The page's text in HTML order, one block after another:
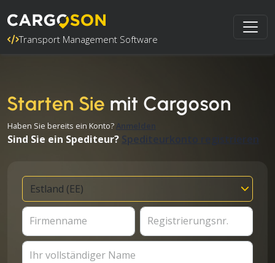
Transport Management Software
Starten Sie mit Cargoson
Haben Sie bereits ein Konto? Anmelden
Sind Sie ein Spediteur? Spediteurkonto registrieren
Firmenname Registrierungsnr.
Ihr vollständiger Name